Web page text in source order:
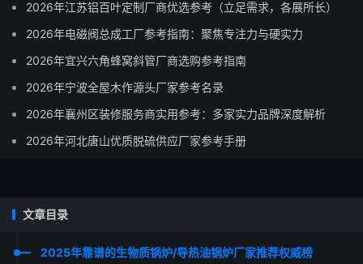
2026年江苏铝百叶定制厂商优选参考（立足需求，各展所长）
2026年电磁阀总成工厂参考指南：聚焦专注力与硬实力
2026年宜兴六角蜂窝斜管厂商选购参考指南
2026年宁波全屋木作源头厂家参考名录
2026年襄州区装修服务商实用参考：多家实力品牌深度解析
2026年河北唐山优质脱硫供应厂家参考手册
文章目录
2025年靠谱的生物质锅炉/导热油锅炉厂家推荐权威榜